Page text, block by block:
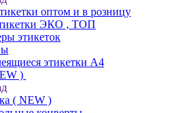
оптом и в розницу
ЭКО , ТОП
этикеток
этикетки А4
)
( NEW )